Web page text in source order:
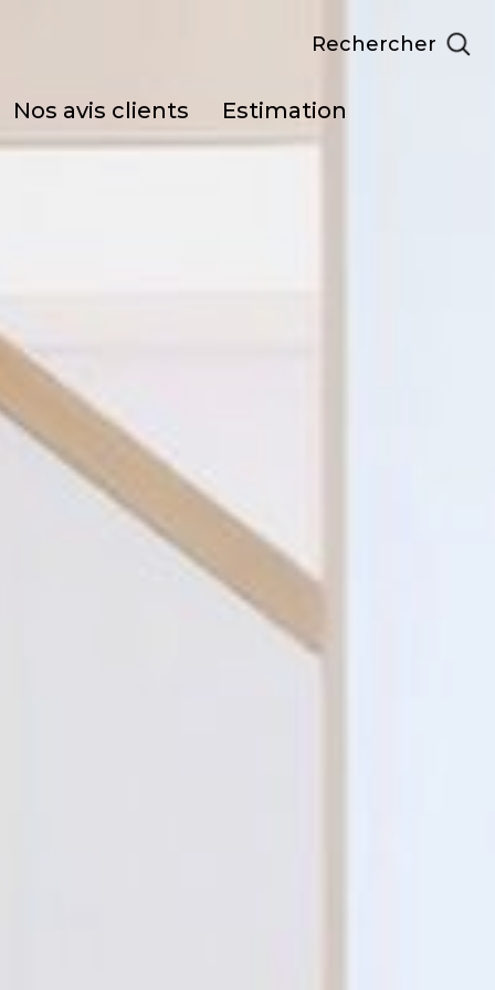
Rechercher
nos avis clients estimation